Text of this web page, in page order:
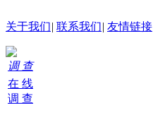
关于我们| 联系我们| 友情链接
调 查
在 线
调 查